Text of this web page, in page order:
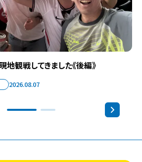
地観戦してきました《後編》
2026.08.07